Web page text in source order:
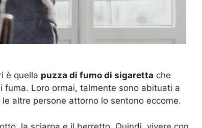
è quella puzza di fumo di sigaretta che
Loro ormai, talmente sono abituati a
altre persone attorno lo sentono eccome.